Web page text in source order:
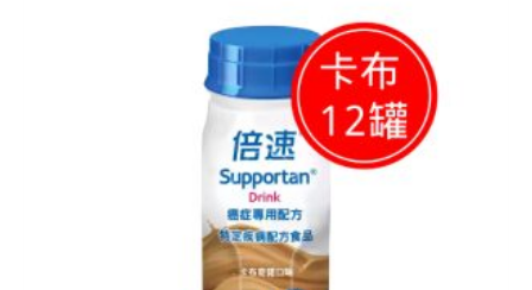
價
格：
NT$ 2,820。
前
價
格：
NT$ 2,380。